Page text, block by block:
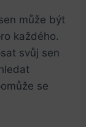
může být
každého.
svůj sen
se